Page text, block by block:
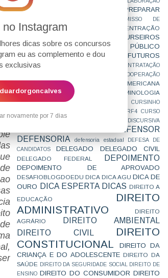
Instagram
dicas sobre os concursos
eu as complemento e dou
exclusivas
novamente por 7 dias
o
e,
COMBATE À CORRUPÇÃO
COMO SE PREPARAR
COMPROMISSO DE
AJUSTAMENTO DE CONDUTA
CONCENTRAÇÃO
CONCURSEIROS
CONCURSO
CONCURSO PÚBLICO
CONCURSOS
CONCURSOS FUTUROS
CONCURSOS NÍVEL HARD
CONTRATAÇÃO
COOPERAÇÃO
CORTE INTERAMERICANA
CPC2015
CPI
CRIMINOLOGIA
CRONOGRAMA
CTB CURSINHO
CURSO ESTUDO DE CASO - TRF4
CURSO
PARA A SUBJETIVA
CURSO PROVA DISCURSIVA
DEFENSOR
DEFENSORIA
defensoria estadual
DEFESA DE
CANDIDATOS
DELEGADO DELEGADO CIVIL
DELEGADO FEDERAL DEPOIMENTO
DEPOIMENTO DE APROVADO
DESAFIOBLOGDOEDU DICA DICA AGU DICA DE
OURO DICA ESPERTA DICAS DIREITO A
EDUCAÇÃO
DIREITO
ADMINISTRATIVO
DIREITO
AGRÁRIO
DIREITO AMBIENTAL
DIREITO CIVIL
DIREITO
CONSTITUCIONAL
DIREITO DA
CRIANÇA E DO ADOLESCENTE DIREITO DA
SAÚDE
DIREITO DA SEGURIDADE SOCIAL
DIREITO DE
ENSINO DIREITO DO CONSUMIDOR DIREITO